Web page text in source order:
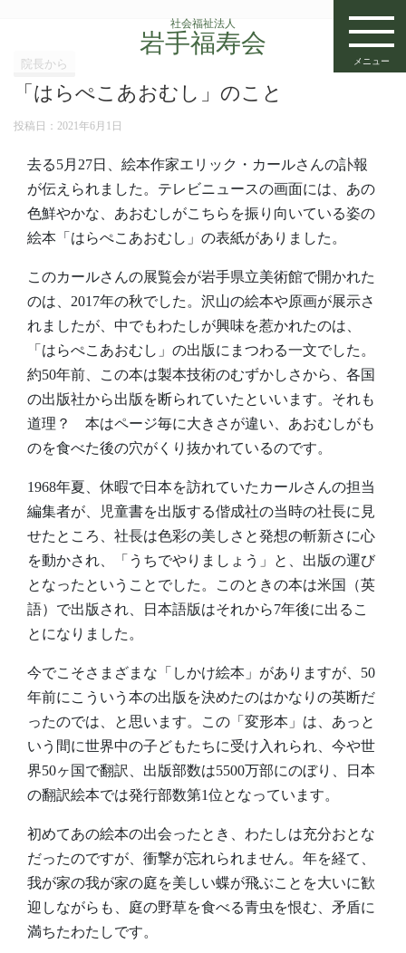
社会福祉法人
岩手福寿会
メニュー
院長から
「はらぺこあおむし」のこと
投稿日： 2021年6月1日
去る5月27日、絵本作家エリック・カールさんの訃報
が伝えられました。テレビニュースの画面には、あの
色鮮やかな、あおむしがこちらを振り向いている姿の
絵本「はらぺこあおむし」の表紙がありました。
このカールさんの展覧会が岩手県立美術館で開かれた
のは、2017年の秋でした。沢山の絵本や原画が展示さ
れましたが、中でもわたしが興味を惹かれたのは、
「はらぺこあおむし」の出版にまつわる一文でした。
約50年前、この本は製本技術のむずかしさから、各国
の出版社から出版を断られていたといいます。それも
道理？ 本はページ毎に大きさが違い、あおむしがも
のを食べた後の穴がくり抜かれているのです。
1968年夏、休暇で日本を訪れていたカールさんの担当
編集者が、児童書を出版する偕成社の当時の社長に見
せたところ、社長は色彩の美しさと発想の斬新さに心
を動かされ、「うちでやりましょう」と、出版の運び
となったということでした。このときの本は米国（英
語）で出版され、日本語版はそれから7年後に出るこ
とになりました。
今でこそさまざまな「しかけ絵本」がありますが、50
年前にこういう本の出版を決めたのはかなりの英断だ
ったのでは、と思います。この「変形本」は、あっと
いう間に世界中の子どもたちに受け入れられ、今や世
界50ヶ国で翻訳、出版部数は5500万部にのぼり、日本
の翻訳絵本では発行部数第1位となっています。
初めてあの絵本の出会ったとき、わたしは充分おとな
だったのですが、衝撃が忘れられません。年を経て、
我が家の我が家の庭を美しい蝶が飛ぶことを大いに歓
迎しながらも、庭の野草を食べる青虫を恨む、矛盾に
満ちたわたしです。